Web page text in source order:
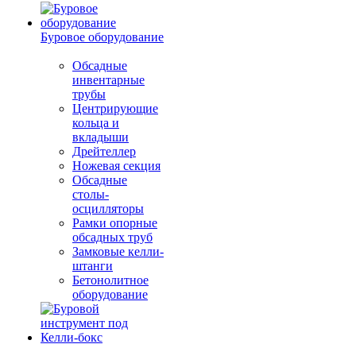
Буровое оборудование
Обсадные
инвентарные
трубы
Центрирующие
кольца и
вкладыши
Дрейтеллер
Ножевая секция
Обсадные
столы-
осцилляторы
Рамки опорные
обсадных труб
Замковые келли-
штанги
Бетонолитное
оборудование